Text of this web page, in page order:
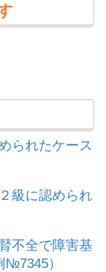
られたケース
級に認められ
不全で障害基
№7345）